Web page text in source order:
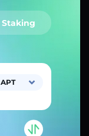
Staking
APT